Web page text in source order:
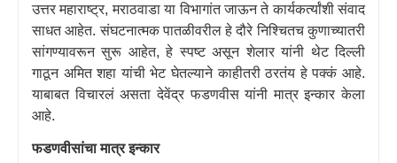
उत्तर महाराष्ट्र,मराठवाडा या विभागांत जाऊन ते कार्यकर्त्यांशी संवाद
साधत आहेत. संघटनात्मक पातळीवरील हे दौरे निश्चितच कुणाच्यातरी
सांगण्यावरून सुरू आहेत,हे स्पष्ट असून शेलार यांनी थेट दिल्ली
गाठून अमित शहा यांची भेट घेतल्याने काहीतरी ठरतंय हे पक्कं आहे.
याबाबत विचारलं असता देवेंद्र फडणवीस यांनी मात्र इन्कार केला
आहे.
फडणवीसांचा मात्र इन्कार